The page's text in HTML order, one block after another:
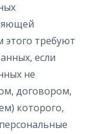
требуют
если
не
договором,
которого,